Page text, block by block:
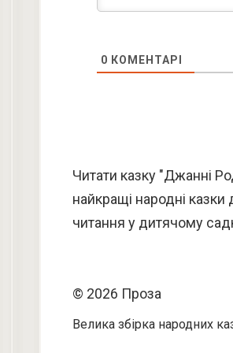
0 КОМЕНТАРІ
Читати казку "Джанні
найкращі народні казки
читання у дитячому
© 2026 Проза
Велика збірка народних